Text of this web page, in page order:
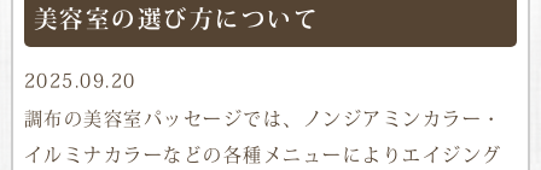
美容室の選び方について
2025.09.20
調布の美容室パッセージでは、ノンジアミンカラー・
イルミナカラーなどの各種メニューによりエイジング